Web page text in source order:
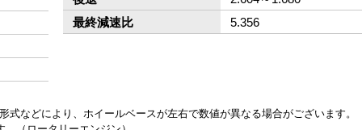
最終減速比
5.356
などにより、ホイールベースが左右で数値が異なる場合がございます。